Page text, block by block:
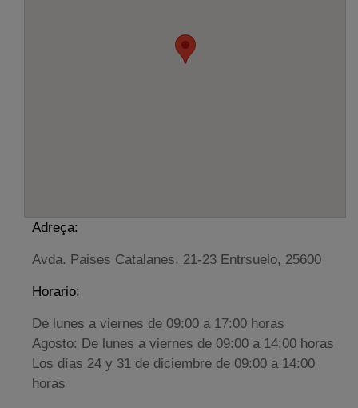
Adreça:
Avda. Paises Catalanes, 21-23 Entrsuelo, 25600
Horario:
De lunes a viernes de 09:00 a 17:00 horas
Agosto: De lunes a viernes de 09:00 a 14:00 horas
Los días 24 y 31 de diciembre de 09:00 a 14:00
horas